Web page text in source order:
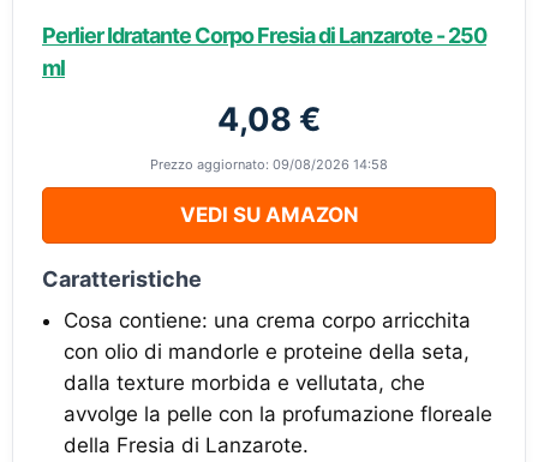
Perlier Idratante Corpo Fresia di Lanzarote - 250
ml
4,08 €
Prezzo aggiornato: 09/08/2026 14:58
VEDI SU AMAZON
Caratteristiche
Cosa contiene: una crema corpo arricchita
con olio di mandorle e proteine della seta,
dalla texture morbida e vellutata, che
avvolge la pelle con la profumazione floreale
della Fresia di Lanzarote.